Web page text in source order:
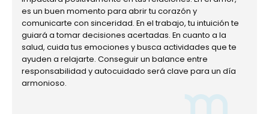
es un buen momento para abrir tu corazón y
comunicarte con sinceridad. En el trabajo, tu intuición te
guiará a tomar decisiones acertadas. En cuanto a la
salud, cuida tus emociones y busca actividades que te
ayuden a relajarte. Conseguir un balance entre
responsabilidad y autocuidado será clave para un día
armonioso.